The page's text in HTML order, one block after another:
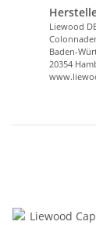
Liewood
Baden-
20354